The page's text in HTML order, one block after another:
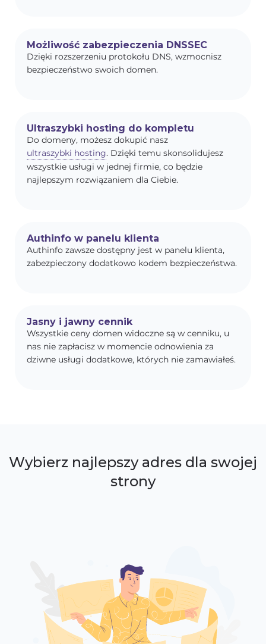
Możliwość zabezpieczenia DNSSEC
Dzięki rozszerzeniu protokołu DNS, wzmocnisz
bezpieczeństwo swoich domen.
Ultraszybki hosting do kompletu
Do domeny, możesz dokupić nasz
ultraszybki hosting. Dzięki temu skonsolidujesz
wszystkie usługi w jednej firmie, co będzie
najlepszym rozwiązaniem dla Ciebie.
Authinfo w panelu klienta
Authinfo zawsze dostępny jest w panelu klienta,
zabezpieczony dodatkowo kodem bezpieczeństwa.
Jasny i jawny cennik
Wszystkie ceny domen widoczne są w cenniku, u
nas nie zapłacisz w momencie odnowienia za
dziwne usługi dodatkowe, których nie zamawiałeś.
Wybierz najlepszy adres dla swojej
strony